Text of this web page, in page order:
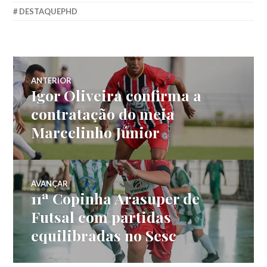
DESTAQUEPHD
ANTERIOR
Igor Oliveira confirma a
contratação do meia
Marcelinho Júnior
AVANÇAR
11ª Copinha Arasuper de
Futsal com partidas
equilibradas no Sesc